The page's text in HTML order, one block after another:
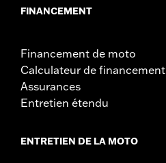
FINANCEMENT
Financement de moto
Calculateur de financement
Assurances
Entretien étendu
ENTRETIEN DE LA MOTO